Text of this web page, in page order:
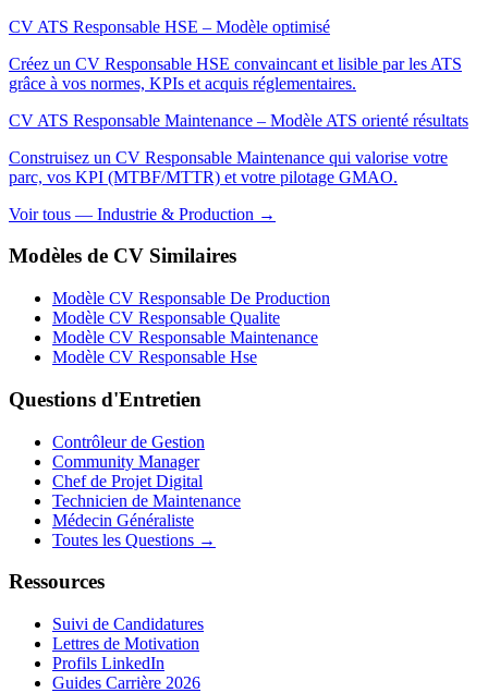
CV ATS Responsable HSE – Modèle optimisé
Créez un CV Responsable HSE convaincant et lisible par les ATS
grâce à vos normes, KPIs et acquis réglementaires.
CV ATS Responsable Maintenance – Modèle ATS orienté résultats
Construisez un CV Responsable Maintenance qui valorise votre
parc, vos KPI (MTBF/MTTR) et votre pilotage GMAO.
Voir tous — Industrie & Production →
Modèles de CV Similaires
Modèle CV Responsable De Production
Modèle CV Responsable Qualite
Modèle CV Responsable Maintenance
Modèle CV Responsable Hse
Questions d'Entretien
Contrôleur de Gestion
Community Manager
Chef de Projet Digital
Technicien de Maintenance
Médecin Généraliste
Toutes les Questions →
Ressources
Suivi de Candidatures
Lettres de Motivation
Profils LinkedIn
Guides Carrière 2026